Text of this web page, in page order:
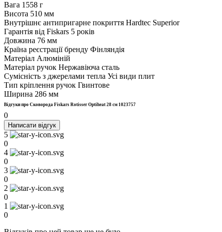
Вага 1558 г
Висота 510 мм
Внутрішнє антипригарне покриття Hardtec Superior
Гарантія від Fiskars 5 років
Довжина 76 мм
Країна реєстрації бренду Фінляндія
Матеріал Алюміній
Матеріал ручок Нержавіюча сталь
Сумісність з джерелами тепла Усі види плит
Тип кріплення ручок Гвинтове
Ширина 286 мм
Відгуки про Сковорода Fiskars Rotisser Optiheat 28 см 1023757
0
Написати відгук
5
0
4
0
3
0
2
0
1
0